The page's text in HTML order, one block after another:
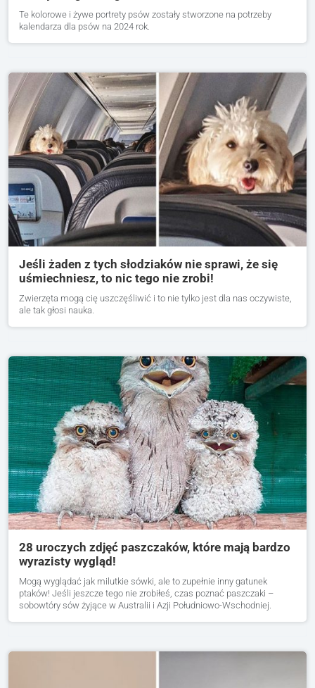
Te kolorowe i żywe portrety psów zostały stworzone na potrzeby
kalendarza dla psów na 2024 rok.
Jeśli żaden z tych słodziaków nie sprawi, że się
uśmiechniesz, to nic tego nie zrobi!
Zwierzęta mogą cię uszczęśliwić i to nie tylko jest dla nas oczywiste,
ale tak głosi nauka.
28 uroczych zdjęć paszczaków, które mają bardzo
wyrazisty wygląd!
Mogą wyglądać jak milutkie sówki, ale to zupełnie inny gatunek
ptaków! Jeśli jeszcze tego nie zrobiłeś, czas poznać paszczaki –
sobowtóry sów żyjące w Australii i Azji Południowo-Wschodniej.